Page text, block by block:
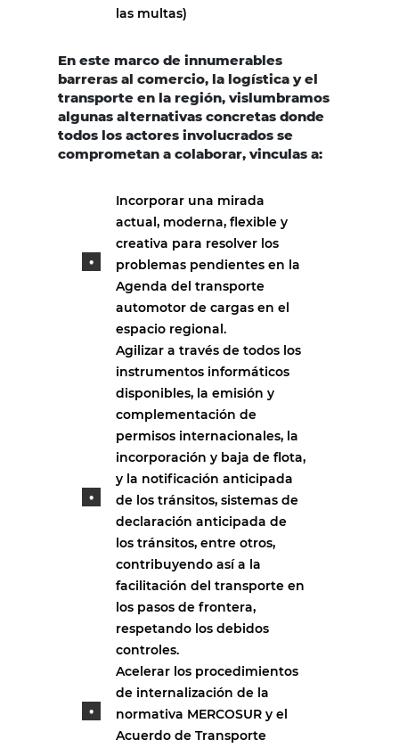
las multas)
En este marco de innumerables
barreras al comercio, la logística y el
transporte en la región, vislumbramos
algunas alternativas concretas donde
todos los actores involucrados se
comprometan a colaborar, vinculas a:
Incorporar una mirada
actual, moderna, flexible y
creativa para resolver los
problemas pendientes en la
Agenda del transporte
automotor de cargas en el
espacio regional.
Agilizar a través de todos los
instrumentos informáticos
disponibles, la emisión y
complementación de
permisos internacionales, la
incorporación y baja de flota,
y la notificación anticipada
de los tránsitos, sistemas de
declaración anticipada de
los tránsitos, entre otros,
contribuyendo así a la
facilitación del transporte en
los pasos de frontera,
respetando los debidos
controles.
Acelerar los procedimientos
de internalización de la
normativa MERCOSUR y el
Acuerdo de Transporte